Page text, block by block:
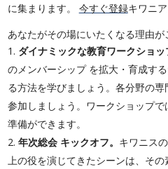
に集まります。 今すぐ登録キワニ
あなたがその場にいたくなる理由が
ダイナミックな教育ワークショッ
のメンバーシップ を拡大・育成す
る方法を学びましょう。各分野の
参加しましょう。ワークショップ
準備ができます。
年次総会 キックオフ。 キワニス
上の役を演じてきたシーンは、そ